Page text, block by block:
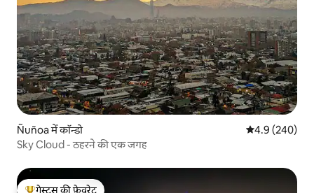
Ñuñoa में कॉन्डो औसत रेटिंग 5 में
4.9 (240)
Sky Cloud - ठहरने की एक जगह
गेस्ट्स की फ़ेवरेट